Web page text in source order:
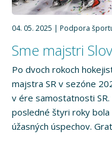
04. 05. 2025 Podpora
Sme majstri
Po dvoch rokoch
majstra SR v sezóne
v ére samostatnosti
posledné štyri roky
úžasných úspechov.